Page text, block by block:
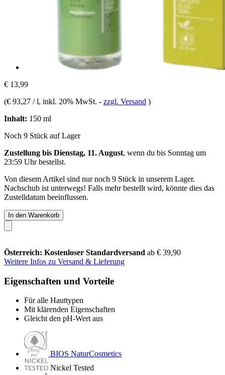
€ 13,99
(€ 93,27 / l, inkl. 20% MwSt. - zzgl. Versand )
Inhalt: 150 ml
Noch 9 Stück auf Lager
Zustellung bis Dienstag, 11. August, wenn du bis Sonntag um
23:59 Uhrbestellst.
Von diesem Artikel sind nur noch 9 Stück in unserem Lager.
Nachschub ist unterwegs! Falls mehr bestellt wird, könnte dies das
Zustelldatum beeinflussen.
In den Warenkorb
Österreich: Kostenloser Standardversand ab € 39,90
Weitere Infos zu Versand & Lieferung
Eigenschaften und Vorteile
Für alle Hauttypen
Mit klärenden Eigenschaften
Gleicht den pH-Wert aus
BIOS NaturCosmetics
Nickel Tested